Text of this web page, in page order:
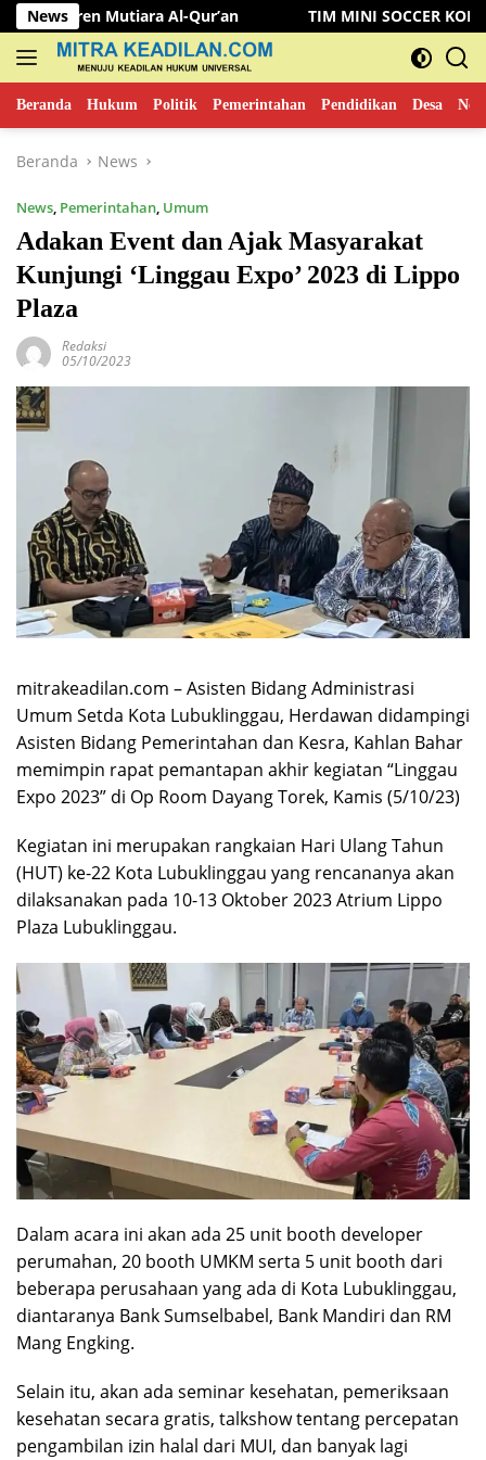
Langsung
ke
konten
NewsAl-Qur’an TIM MINI SOCCER KOMINFO MUSI
Beranda Hukum Politik Pemerintahan Pendidikan Desa
Beranda News
News, Pemerintahan, Umum
Adakan Event dan Ajak Masyarakat
Kunjungi ‘Linggau Expo’ 2023 di Lippo
Plaza
Redaksi
05/10/2023
mitrakeadilan.com – Asisten Bidang Administrasi
Umum Setda Kota Lubuklinggau, Herdawan didampingi
Asisten Bidang Pemerintahan dan Kesra, Kahlan Bahar
memimpin rapat pemantapan akhir kegiatan “Linggau
Expo 2023” di Op Room Dayang Torek, Kamis (5/10/23)
Kegiatan ini merupakan rangkaian Hari Ulang Tahun
(HUT) ke-22 Kota Lubuklinggau yang rencananya akan
dilaksanakan pada 10-13 Oktober 2023 Atrium Lippo
Plaza Lubuklinggau.
Dalam acara ini akan ada 25 unit booth developer
perumahan, 20 booth UMKM serta 5 unit booth dari
beberapa perusahaan yang ada di Kota Lubuklinggau,
diantaranya Bank Sumselbabel, Bank Mandiri dan RM
Mang Engking.
Selain itu, akan ada seminar kesehatan, pemeriksaan
kesehatan secara gratis, talkshow tentang percepatan
pengambilan izin halal dari MUI, dan banyak lagi